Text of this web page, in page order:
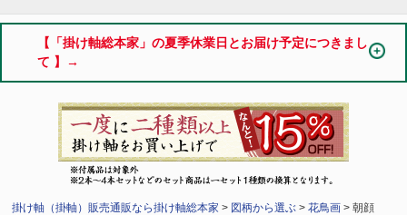
【「掛け軸総本家」の夏季休業日とお届け予定につきまし
て 】→
掛け軸（掛軸）販売通販なら掛け軸総本家 > 図柄から選ぶ >花鳥画 > 朝顔